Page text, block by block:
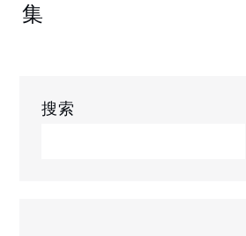
集
搜索